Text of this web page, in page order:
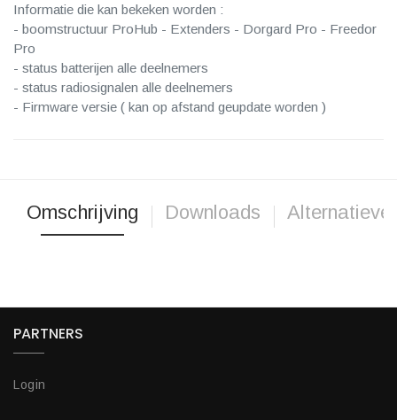
Informatie die kan bekeken worden :
- boomstructuur ProHub - Extenders - Dorgard Pro - Freedor
Pro
- status batterijen alle deelnemers
- status radiosignalen alle deelnemers
- Firmware versie ( kan op afstand geupdate worden )
Omschrijving Downloads Alternatieve
PARTNERS
Login